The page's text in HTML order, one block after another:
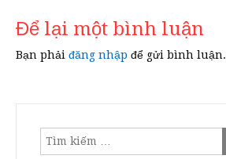
Để lại một bình luận
Bạn phải đăng nhập để gửi bình luận.
Tìm
kiếm